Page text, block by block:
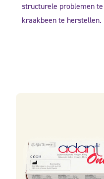
structurele problemen
kraakbeen te herstellen.